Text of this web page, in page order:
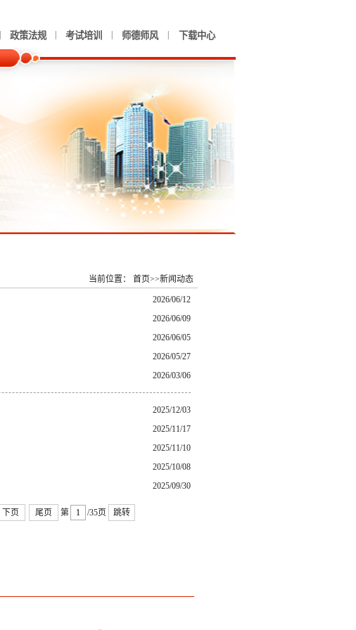
政策法规 考试培训 师德师风 下载中心
当前位置： 首页>>新闻动态
2026/06/12
2026/06/09
2026/06/05
2026/05/27
2026/03/06
2025/12/03
2025/11/17
2025/11/10
2025/10/08
2025/09/30
下页 尾页 第 /35页 跳转